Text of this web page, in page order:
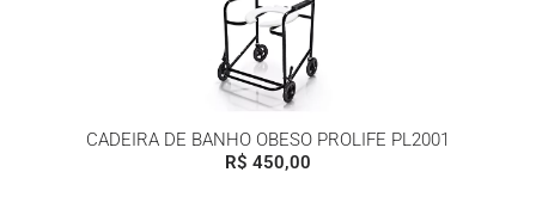
CADEIRA DE BANHO OBESO PROLIFE PL2001
R$ 450,00